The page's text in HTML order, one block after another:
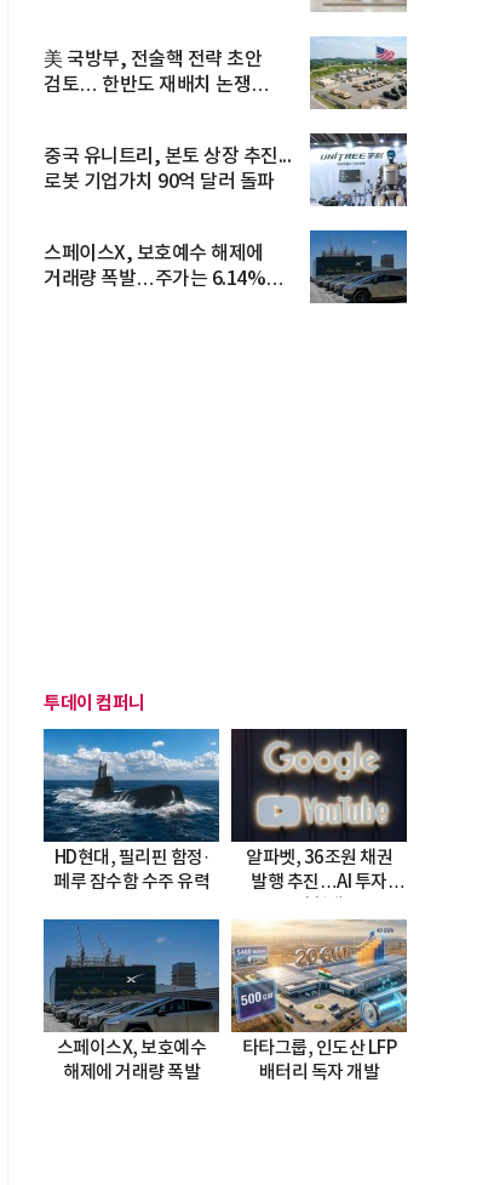
美 국방부, 전술핵 전략 초안
검토… 한반도 재배치 논쟁
중국 유니트리, 본토 상장 추진...
로봇 기업가치 90억 달러 돌파
스페이스X, 보호예수 해제에
거래량 폭발…주가는 6.14%
투데이 컴퍼니
HD현대, 필리핀 함정·
페루 잠수함 수주 유력
알파벳, 36조원 채권
발행 추진…AI 투자
스페이스X, 보호예수
해제에 거래량 폭발
타타그룹, 인도산 LFP
배터리 독자 개발